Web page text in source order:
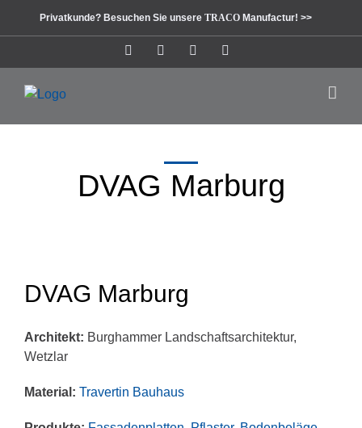
Privatkunde? Besuchen Sie unsere TRACO Manufactur! >>
InstagramFacebookPinterest
DVAG Marburg
DVAG Marburg
Architekt: Burghammer Landschaftsarchitektur,
Wetzlar
Material: Travertin Bauhaus